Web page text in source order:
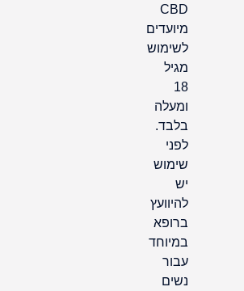
CBD
מיועדים
לשימוש
מגיל
18
ומעלה
בלבד.
לפני
שימוש
יש
להיוועץ
ברופא
במיוחד
עבור
נשים